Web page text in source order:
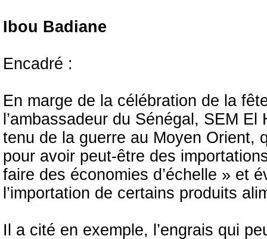
Ibou Badiane
Encadré :
En marge de la célébration de la
l’ambassadeur du Sénégal, SEM
tenu de la guerre au Moyen Orient,
pour avoir peut-être des
faire des économies d’échelle » et
l’importation de certains produits
Il a cité en exemple, l’engrais qui